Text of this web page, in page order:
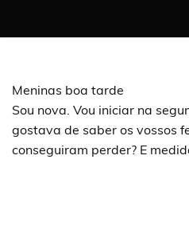
Meninas boa tarde
Sou nova. Vou iniciar na
gostava de saber os vossos
conseguiram perder? E